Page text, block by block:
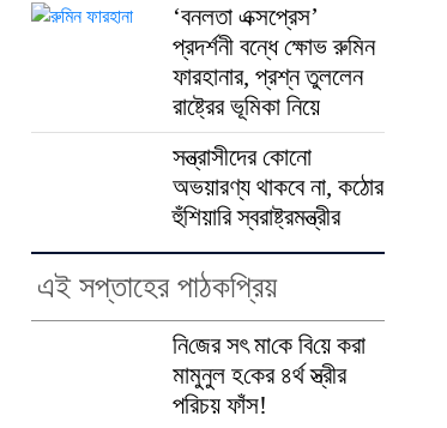
‘বনলতা এক্সপ্রেস’
প্রদর্শনী বন্ধে ক্ষোভ রুমিন
ফারহানার, প্রশ্ন তুললেন
রাষ্ট্রের ভূমিকা নিয়ে
সন্ত্রাসীদের কোনো
অভয়ারণ্য থাকবে না, কঠোর
হুঁশিয়ারি স্বরাষ্ট্রমন্ত্রীর
এই সপ্তাহের পাঠকপ্রিয়
নি‌জের সৎ মা‌কে বি‌য়ে করা
মামুনুল হ‌কের ৪র্থ স্ত্রীর
প‌রিচয় ফাঁস!